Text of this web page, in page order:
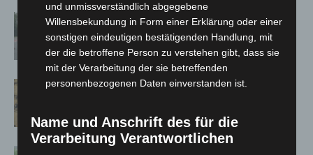
Hannover: Polizei stoppt 166
Trunkenheitsfahrten bei
Großkontrolle
Hannover Klassik Open Air 2026:
und unmissverständlich abgegebene
Willensbekundung in Form einer Erklärung oder einer
sonstigen eindeutigen bestätigenden Handlung, mit
der die betroffene Person zu verstehen gibt, dass sie
mit der Verarbeitung der sie betreffenden
personenbezogenen Daten einverstanden ist.
Name und Anschrift des für die
Verarbeitung Verantwortlichen